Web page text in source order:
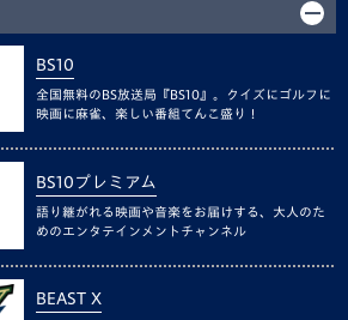
BS10
全国無料のBS放送局『BS10』。クイズにゴルフに
映画に麻雀、楽しい番組てんこ盛り！
BS10プレミアム
語り継がれる映画や音楽をお届けする、大人のた
めのエンタテインメントチャンネル
BEAST X